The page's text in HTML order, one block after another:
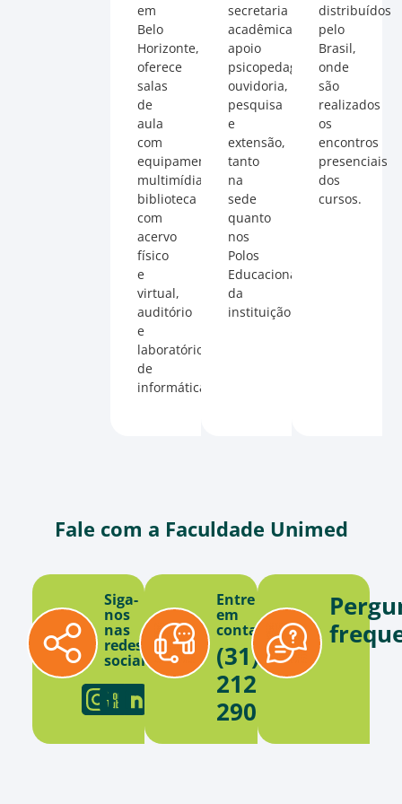
em
Belo
Horizonte,
oferece
salas
de
aula
com
equipamentos
multimídia,
biblioteca
com
acervo
físico
e
virtual,
auditório
e
laboratório
de
informática.
secretaria
acadêmica,
apoio
psicopedagógico,
ouvidoria,
pesquisa
e
extensão,
tanto
na
sede
quanto
nos
Polos
Educacionais
da
instituição.
distribuídos
pelo
Brasil,
onde
são
realizados
os
encontros
presenciais
dos
cursos.
Fale com a Faculdade Unimed
Siga-
nos
nas
redes
sociais
Entre
em
contato
(31)
2121-
2900